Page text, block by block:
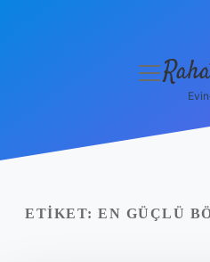
Yasal Uyarı
menüyü
ETIKET: EN GÜÇLÜ